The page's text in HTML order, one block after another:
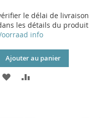
le délai de livraison
les détails du produit
info
Ajouter au panier
AJOUTER